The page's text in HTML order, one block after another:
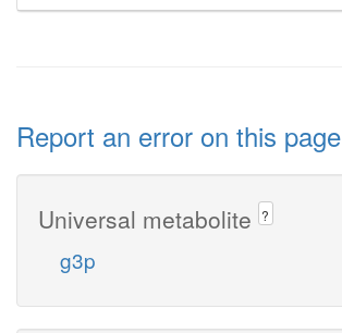
Report an error on this page
Universal metabolite ?
g3p